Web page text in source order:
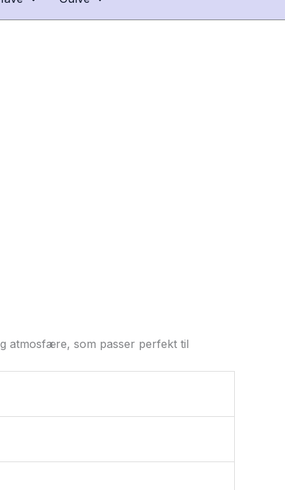
atmosfære, som passer perfekt til